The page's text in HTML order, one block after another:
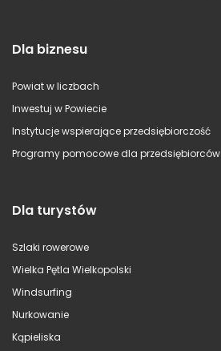
Dla biznesu
Powiat w liczbach
Inwestuj w Powiecie
Instytucje wspierające przedsiębiorczość
Programy pomocowe dla przedsiębiorców
Dla turystów
Szlaki rowerowe
Wielka Pętla Wielkopolski
Windsurfing
Nurkowanie
Kąpieliska